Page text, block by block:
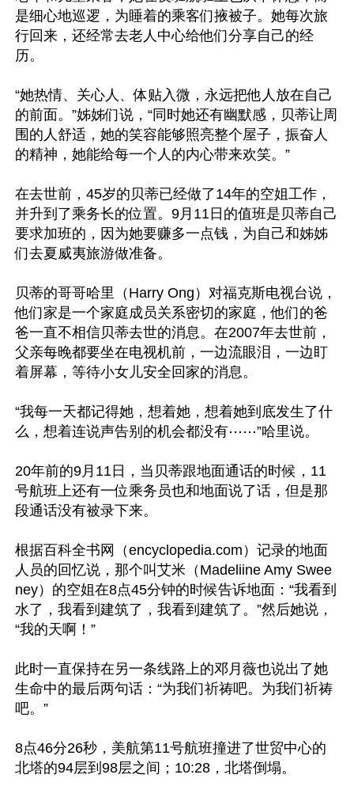
是细心地巡逻，为睡着的乘客们掖被子。她每次旅
行回来，还经常去老人中心给他们分享自己的经
历。
“她热情、关心人、体贴入微，永远把他人放在自己
的前面。”姊姊们说，“同时她还有幽默感，贝蒂让周
围的人舒适，她的笑容能够照亮整个屋子，振奋人
的精神，她能给每一个人的内心带来欢笑。”
在去世前，45岁的贝蒂已经做了14年的空姐工作，
并升到了乘务长的位置。9月11日的值班是贝蒂自己
要求加班的，因为她要赚多一点钱，为自己和姊姊
们去夏威夷旅游做准备。
贝蒂的哥哥哈里（Harry Ong）对福克斯电视台说，
他们家是一个家庭成员关系密切的家庭，他们的爸
爸一直不相信贝蒂去世的消息。在2007年去世前，
父亲每晚都要坐在电视机前，一边流眼泪，一边盯
着屏幕，等待小女儿安全回家的消息。
“我每一天都记得她，想着她，想着她到底发生了什
么，想着连说声告别的机会都没有⋯⋯”哈里说。
20年前的9月11日，当贝蒂跟地面通话的时候，11
号航班上还有一位乘务员也和地面说了话，但是那
段通话没有被录下来。
根据百科全书网（encyclopedia.com）记录的地面
人员的回忆说，那个叫艾米（Madeliine Amy Swee
ney）的空姐在8点45分钟的时候告诉地面：“我看到
水了，我看到建筑了，我看到建筑了。”然后她说，
“我的天啊！”
此时一直保持在另一条线路上的邓月薇也说出了她
生命中的最后两句话：“为我们祈祷吧。为我们祈祷
吧。”
8点46分26秒，美航第11号航班撞进了世贸中心的
北塔的94层到98层之间；10:28，北塔倒塌。